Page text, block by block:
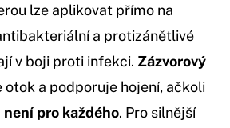
lze aplikovat přímo na
a protizánětlivé
v boji proti infekci. Zázvorový
otok a podporuje hojení, ačkoli
není pro každého. Pro silnější